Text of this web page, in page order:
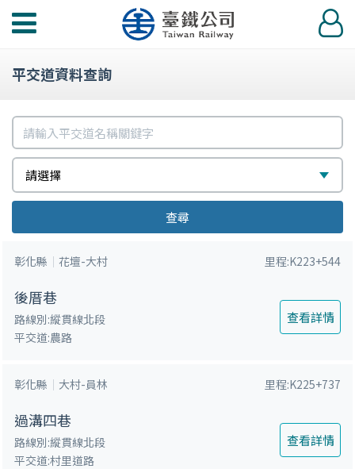
功
選
登
入
平交道資料查詢
輸
交
道
名
稱
關
選
請選擇
擇
查尋
彰化縣 花壇-大村 里程:K223+544
後厝巷
路線別:縱貫線北段
平交道:農路
查看詳情
彰化縣 大村-員林 里程:K225+737
過溝四巷
路線別:縱貫線北段
平交道:村里道路
查看詳情